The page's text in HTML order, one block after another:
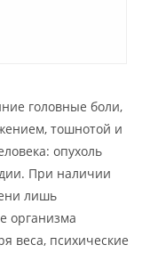
головные боли,
тошнотой и
опухоль
При наличии
лишь
организма
веса, психические